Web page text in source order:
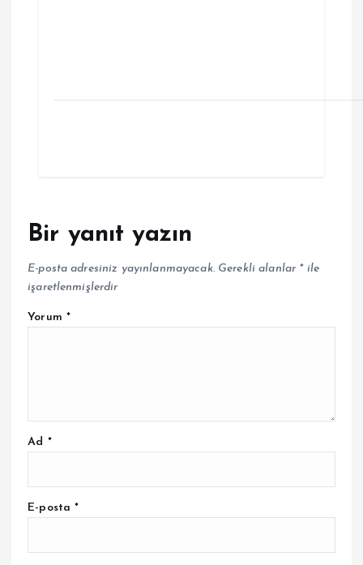
Bir yanıt yazın
E-posta adresiniz yayınlanmayacak. Gerekli alanlar *ile
işaretlenmişlerdir
Yorum *
Ad *
E-posta*